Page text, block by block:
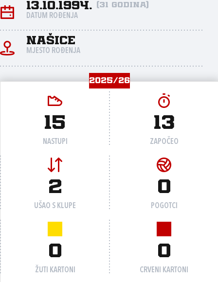
13.10.1994. (31 godina)
DATUM ROĐENJA
Našice
MJESTO ROĐENJA
2025/26
15
NASTUPI
13
ZAPOČEO
2
UŠAO S KLUPE
0
POGOTCI
0
ŽUTI KARTONI
0
CRVENI KARTONI